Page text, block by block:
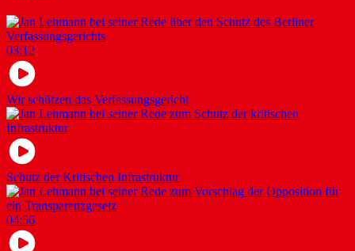
03:12
Wir schützen das Verfassungsgericht
Schutz der Kritischen Infrastruktur
04:56